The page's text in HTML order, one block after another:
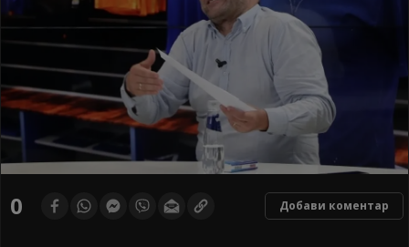
0 Добави коментар